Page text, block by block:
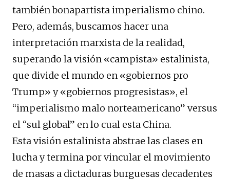
también bonapartista imperialismo chino.
Pero, además, buscamos hacer una
interpretación marxista de la realidad,
superando la visión «campista» estalinista,
que divide el mundo en «gobiernos pro
Trump» y «gobiernos progresistas», el
“imperialismo malo norteamericano” versus
el “sul global” en lo cual esta China.
Esta visión estalinista abstrae las clases en
lucha y termina por vincular el movimiento
de masas a dictaduras burguesas decadentes